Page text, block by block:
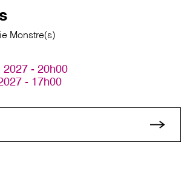
Monstre(s)
2027 - 20h00
- 17h00